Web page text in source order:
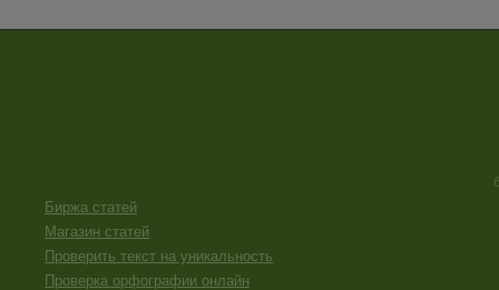
Биржа статей
Магазин статей
Проверить текст на уникальность
Проверка орфографии онлайн